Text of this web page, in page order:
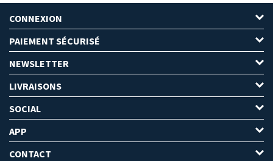
CONNEXION
PAIEMENT SÉCURISÉ
NEWSLETTER
LIVRAISONS
SOCIAL
APP
CONTACT